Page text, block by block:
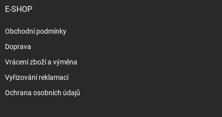
E-SHOP
Obchodní podmínky
Doprava
Vrácení zboží a výměna
Vyřizování reklamací
Ochrana osobních údajů